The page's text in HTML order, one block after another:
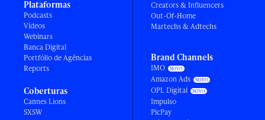
Plataformas
Podcasts
Vídeos
Webinars
Banca Digital
Portfólio de Agências
Reports
Coberturas
Cannes Lions
SXSW
Creators & Influencers
Out-Of-Home
Martechs & Adtechs
Brand Channels
IMO
Amazon Ads
OPL Digital
Impulso
PicPay